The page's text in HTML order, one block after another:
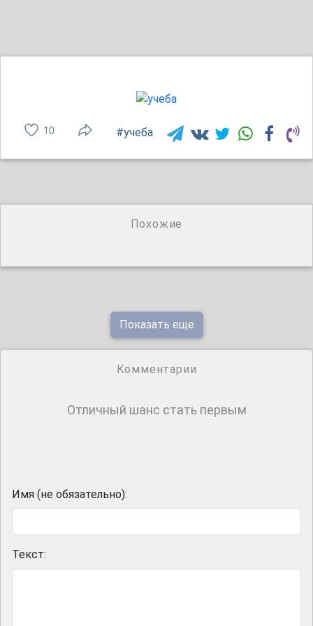
10 #учеба
Похожие
Показать еще
Комментарии
Отличный шанс стать первым
Имя (не обязательно):
Текст: